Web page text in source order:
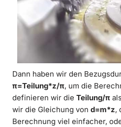
Dann haben wir den
π=Teilung*z/π, um die
definieren wir die Teilung/π
wir die Gleichung von d=m*z,
Berechnung viel einfacher,